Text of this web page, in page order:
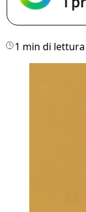
1 min di lettura